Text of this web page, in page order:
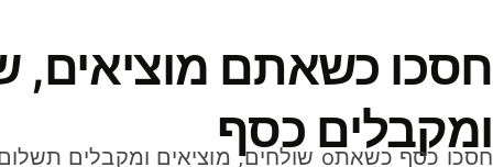
חסכו כשאתם מוציאים,
ומקבלים כסף